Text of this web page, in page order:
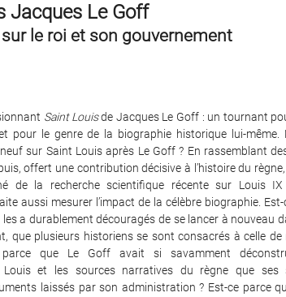
Jacques Le Goff
le roi et son gouvernement
Saint Louisde Jacques Le Goff : un tournant
pour le genre de la biographie historique lui-même.
sur Saint Louis après Le Goff ? En rassemblant
offert une contribution décisive à l’histoire du
de la recherche scientifique récente sur Louis
aussi mesurer l’impact de la célèbre biographie.
a durablement découragés de se lancer à nouveau
que plusieurs historiens se sont consacrés à celle de
que Le Goff avait si savamment
et les sources narratives du règne que ses
laissés par son administration ? Est-ce parce